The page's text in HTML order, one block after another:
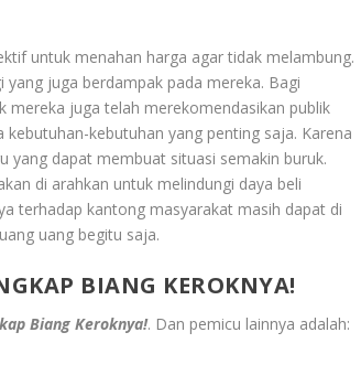
untuk menahan harga agar tidak melambung.
juga berdampak pada mereka. Bagi
mereka juga telah merekomendasikan publik
kebutuhan yang penting saja. Karena
yang dapat membuat situasi semakin buruk.
di arahkan untuk melindungi daya beli
terhadap kantong masyarakat masih dapat di
uang begitu saja.
BIANG KEROKNYA!
Biang Keroknya!. Dan pemicu lainnya adalah: